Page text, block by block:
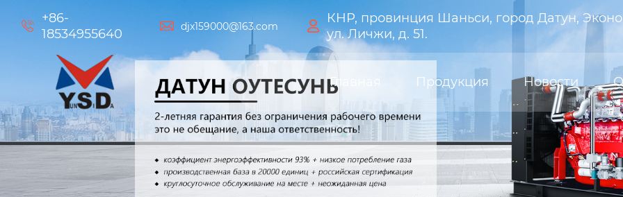

+86-
18534955640
 djx159000@163.com 
КНР, провинция Шаньси, город Датун,
ул. Личжи, д. 51.
Главная Продукция Новости